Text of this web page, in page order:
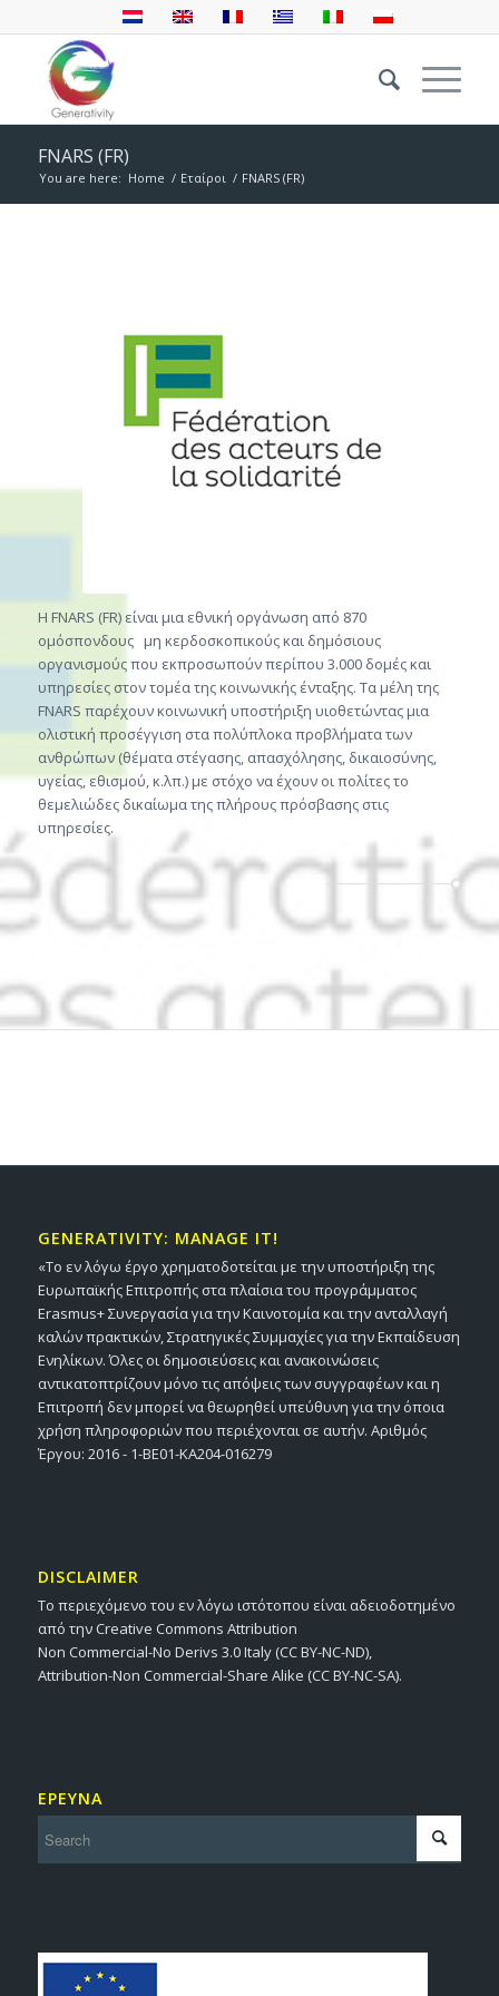
FNARS (FR)
You are here: Home / Εταίροι / FNARS (FR)
Η FNARS (FR) είναι μια εθνική οργάνωση από 870
ομόσπονδους μη κερδοσκοπικούς και δημόσιους
οργανισμούς που εκπροσωπούν περίπου 3.000 δομές και
υπηρεσίες στον τομέα της κοινωνικής ένταξης. Τα μέλη της
FNARS παρέχουν κοινωνική υποστήριξη υιοθετώντας μια
ολιστική προσέγγιση στα πολύπλοκα προβλήματα των
ανθρώπων (θέματα στέγασης, απασχόλησης, δικαιοσύνης,
υγείας, εθισμού, κ.λπ.) με στόχο να έχουν οι πολίτες το
θεμελιώδες δικαίωμα της πλήρους πρόσβασης στις
υπηρεσίες.
GENERATIVITY: MANAGE IT!
«Το εν λόγω έργο χρηματοδοτείται με την υποστήριξη της
Ευρωπαϊκής Επιτροπής στα πλαίσια του προγράμματος
Erasmus+ Συνεργασία για την Καινοτομία και την ανταλλαγή
καλών πρακτικών, Στρατηγικές Συμμαχίες για την Εκπαίδευση
Ενηλίκων. Όλες οι δημοσιεύσεις και ανακοινώσεις
αντικατοπτρίζουν μόνο τις απόψεις των συγγραφέων και η
Επιτροπή δεν μπορεί να θεωρηθεί υπεύθυνη για την όποια
χρήση πληροφοριών που περιέχονται σε αυτήν. Αριθμός
Έργου: 2016 - 1-BE01-KA204-016279
DISCLAIMER
Το περιεχόμενο του εν λόγω ιστότοπου είναι αδειοδοτημένο
από την Creative Commons Attribution
Non Commercial-No Derivs 3.0 Italy (CC BY-NC-ND),
Attribution-Non Commercial-Share Alike (CC BY-NC-SA).
ΕΡΕΥΝΑ